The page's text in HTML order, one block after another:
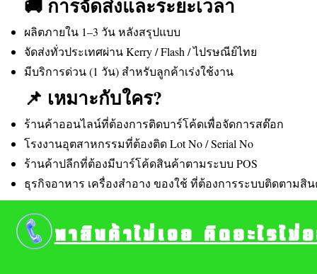
🚚 การจัดส่งและระยะเวลา
ผลิตภายใน 1–3 วัน หลังสรุปแบบ
จัดส่งทั่วประเทศผ่าน Kerry / Flash / ไปรษณีย์ไทย
มีบริการด่วน (1 วัน) สำหรับลูกค้าเร่งใช้งาน
📌 เหมาะกับใคร?
ร้านค้าออนไลน์ที่ต้องการติดบาร์โค้ดเพื่อจัดการสต๊อก
โรงงานอุตสาหกรรมที่ต้องติด Lot No / Serial No
ร้านค้าปลีกที่ต้องมีบาร์โค้ดสินค้าตามระบบ POS
ธุรกิจอาหาร เครื่องสำอาง ของใช้ ที่ต้องการระบบติดตามสิ
หาสินค้าไม่เจอ คิดอะไรไ